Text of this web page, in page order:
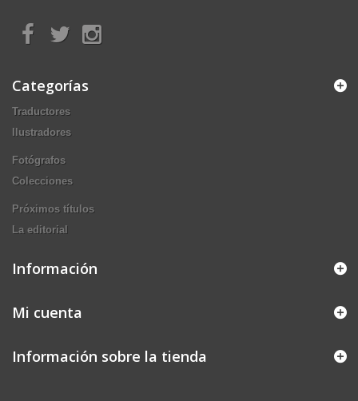
Categorías
Traductores
Ilustradores
Fotógrafos
Colecciones
Próximos títulos
La editorial
Información
Mi cuenta
Información sobre la tienda